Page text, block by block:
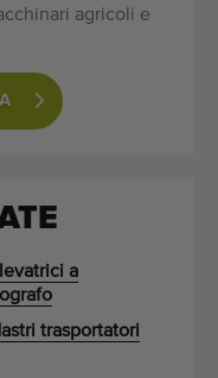
agricoli e
a
trasportatori